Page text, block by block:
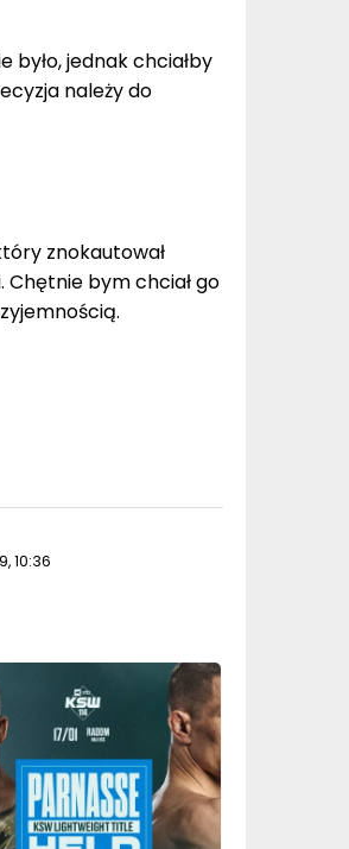
jednak chciałby
należy do
znokautował
Chętnie bym chciał go
10:36